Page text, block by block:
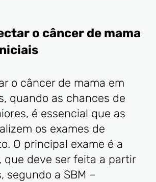
o câncer de mama
o câncer de mama em
quando as chances de
é essencial que as
os exames de
O principal exame é a
que deve ser feita a partir
segundo a SBM –